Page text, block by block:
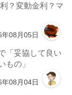
？変動金利？マ
年08月05日
「妥協して良い
もの」
年08月04日